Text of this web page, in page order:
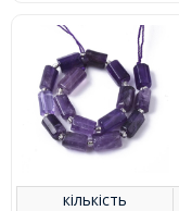
кількість